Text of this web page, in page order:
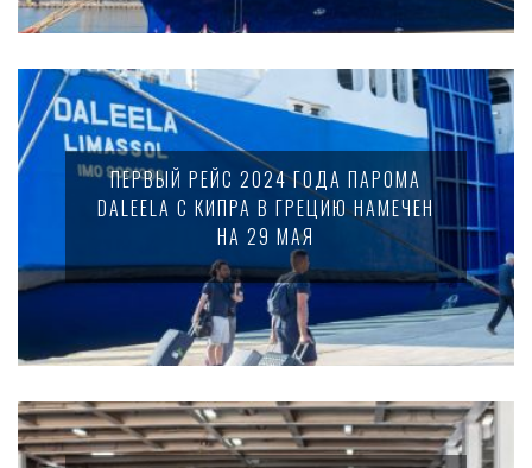
ПЕРВЫЙ РЕЙС 2024 ГОДА ПАРОМА
DALEELA С КИПРА В ГРЕЦИЮ НАМЕЧЕН
НА 29 МАЯ